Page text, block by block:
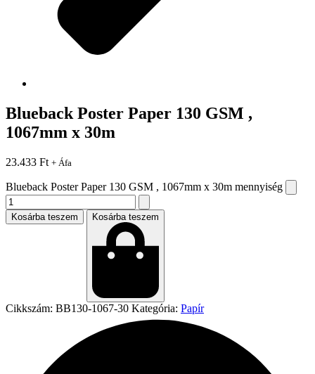
Blueback Poster Paper 130 GSM ,
1067mm x 30m
23.433 Ft + Áfa
Blueback Poster Paper 130 GSM , 1067mm x 30m mennyiség
Kosárba teszem Kosárba teszem
Cikkszám: BB130-1067-30 Kategória: Papír